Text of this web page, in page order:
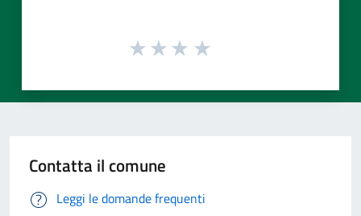
Contatta il comune
Leggi le domande frequenti